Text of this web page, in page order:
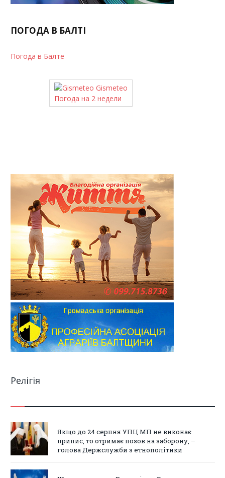
ПОГОДА В БАЛТІ
Погода в Балте
Gismeteo
Погода на 2 недели
Релігія
Якщо до 24 серпня УПЦ МП не виконає
припис, то отримає позов на заборону, –
голова Держслужби з етнополітики